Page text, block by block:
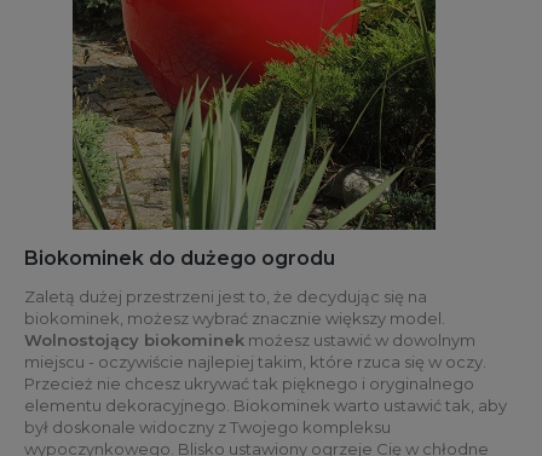
Biokominek do dużego ogrodu
Zaletą dużej przestrzeni jest to, że decydując się na
biokominek, możesz wybrać znacznie większy model.
Wolnostojący biokominek możesz ustawić w dowolnym
miejscu - oczywiście najlepiej takim, które rzuca się w oczy.
Przecież nie chcesz ukrywać tak pięknego i oryginalnego
elementu dekoracyjnego. Biokominek warto ustawić tak, aby
był doskonale widoczny z Twojego kompleksu
wypoczynkowego. Blisko ustawiony ogrzeje Cię w chłodne